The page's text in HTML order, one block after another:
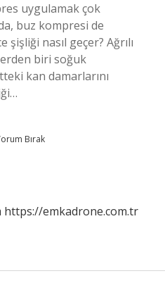
uygulamak çok
buz kompresi de
nasıl geçer? Ağrılı
biri soğuk
kan damarlarını
Bırak
https://emkadrone.com.tr